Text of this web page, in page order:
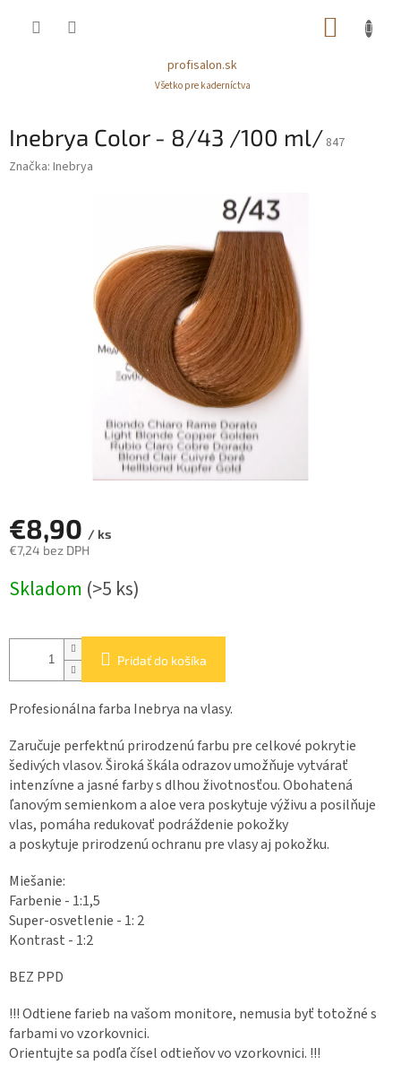
profisalon.sk
Všetko pre kaderníctva
Inebrya Color - 8/43 /100 ml/ 847
Značka: Inebrya
€8,90 / ks
€7,24 bez DPH
cena:
Skladom (>5 ks)
Pridať do košíka
Profesionálna farba Inebrya na vlasy.
Zaručuje perfektnú prirodzenú farbu pre celkové pokrytie
šedivých vlasov. Široká škála odrazov umožňuje vytvárať
intenzívne a jasné farby s dlhou životnosťou. Obohatená
ľanovým semienkom a aloe vera poskytuje výživu a posilňuje
vlas, pomáha redukovať podráždenie pokožky
a poskytuje prirodzenú ochranu pre vlasy aj pokožku.
Miešanie:
Farbenie - 1:1,5
Super-osvetlenie - 1: 2
Kontrast - 1:2
BEZ PPD
!!! Odtiene farieb na vašom monitore, nemusia byť totožné s
farbami vo vzorkovnici.
Orientujte sa podľa čísel odtieňov vo vzorkovnici. !!!